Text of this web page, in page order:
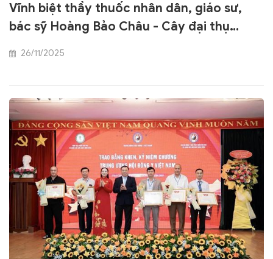
Vĩnh biệt thầy thuốc nhân dân, giáo sư,
bác sỹ Hoàng Bảo Châu - Cây đại thụ
26/11/2025